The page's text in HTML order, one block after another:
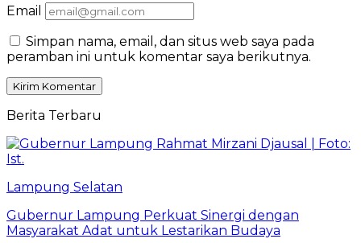
Email
Simpan nama, email, dan situs web saya pada
peramban ini untuk komentar saya berikutnya.
Berita Terbaru
Lampung Selatan
Gubernur Lampung Perkuat Sinergi dengan
Masyarakat Adat untuk Lestarikan Budaya